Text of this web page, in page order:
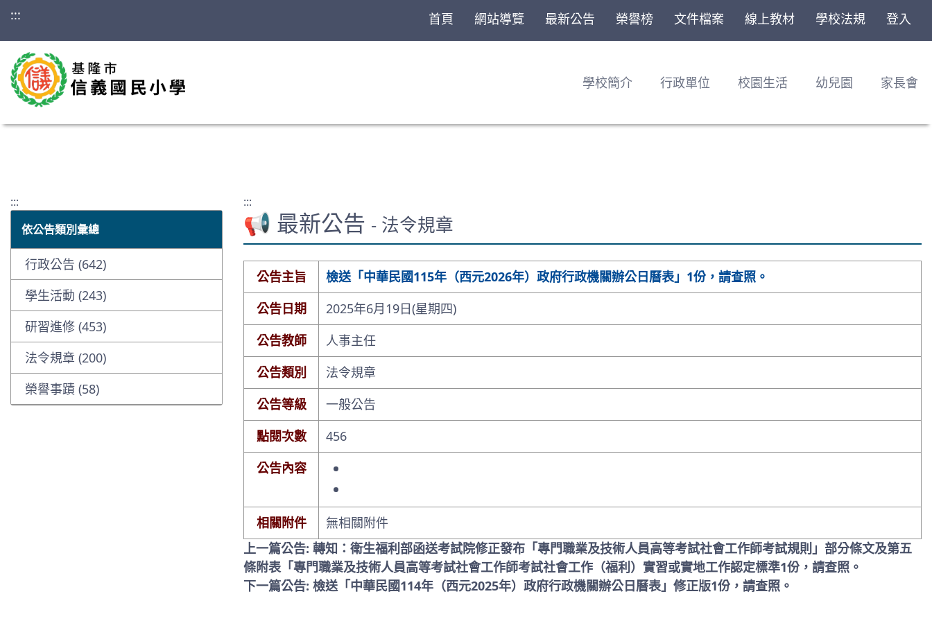
::: 首頁 網站導覽 最新公告 榮譽榜 文件檔案 線上教材 學校法規 登入
學校簡介 行政單位 校園生活 幼兒園 家長會
:::
依公告類別彙總
行政公告 (642)
學生活動 (243)
研習進修 (453)
法令規章 (200)
榮譽事蹟 (58)
:::
📢 最新公告 - 法令規章
公告主旨
檢送「中華民國115年（西元2026年）政府行政機關辦公日曆表」1份，請查照。
公告日期
2025年6月19日(星期四)
公告教師
人事主任
公告類別
法令規章
公告等級
一般公告
點閱次數
456
公告內容
相關附件
無相關附件
上一篇公告: 轉知：衛生福利部函送考試院修正發布「專門職業及技術人員高等考試社會工作師考試規則」部分條文及第五
條附表「專門職業及技術人員高等考試社會工作師考試社會工作（福利）實習或實地工作認定標準1份，請查照。
下一篇公告: 檢送「中華民國114年（西元2025年）政府行政機關辦公日曆表」修正版1份，請查照。